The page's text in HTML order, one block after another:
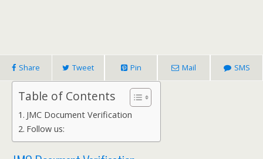
Share Tweet Pin Mail SMS
Table of Contents
JMC Document Verification
Follow us: